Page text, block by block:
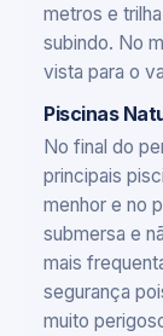
metros e
subindo. No
vista para o
Piscinas
No final do
principais
menhor e no
submersa e
mais
segurança
muito